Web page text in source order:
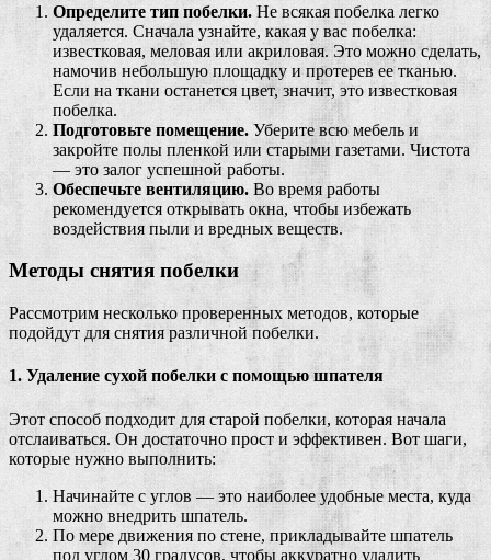
Определите тип побелки. Не всякая побелка легко
удаляется. Сначала узнайте, какая у вас побелка:
известковая, меловая или акриловая. Это можно сделать,
намочив небольшую площадку и протерев ее тканью.
Если на ткани останется цвет, значит, это известковая
побелка.
Подготовьте помещение. Уберите всю мебель и
закройте полы пленкой или старыми газетами. Чистота
— это залог успешной работы.
Обеспечьте вентиляцию. Во время работы
рекомендуется открывать окна, чтобы избежать
воздействия пыли и вредных веществ.
Методы снятия побелки
Рассмотрим несколько проверенных методов, которые
подойдут для снятия различной побелки.
1. Удаление сухой побелки с помощью шпателя
Этот способ подходит для старой побелки, которая начала
отслаиваться. Он достаточно прост и эффективен. Вот шаги,
которые нужно выполнить:
Начинайте с углов — это наиболее удобные места, куда
можно внедрить шпатель.
По мере движения по стене, прикладывайте шпатель
под углом 30 градусов, чтобы аккуратно удалить